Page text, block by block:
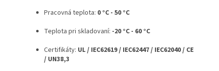
Pracovná teplota: 0 °C - 50 °C
Teplota pri skladovaní: -20 °C - 60 °C
Certifikáty: UL / IEC62619 / IEC62447 / IEC62040 / CE
/ UN38,3